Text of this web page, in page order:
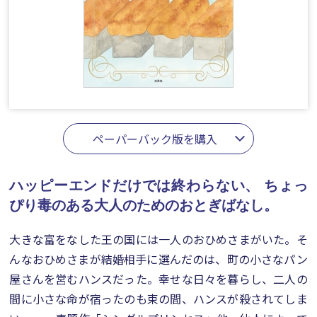
ペーパーバック版を購入
ハッピーエンドだけでは終わらない、
ちょっ
ぴり毒のある大人のためのおとぎばなし。
大きな富をなした王の国には一人のおひめさまがいた。そ
んなおひめさまが結婚相手に選んだのは、町の小さなパン
屋さんを営むハンスだった。幸せな日々を暮らし、二人の
間に小さな命が宿ったのも束の間、ハンスが殺されてしま